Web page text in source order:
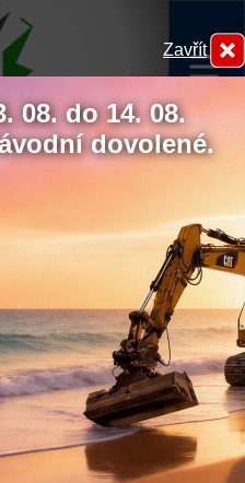
- 1.12. 2021
Zavřít
08. do 14. 08.
dovolené.
souhlas s